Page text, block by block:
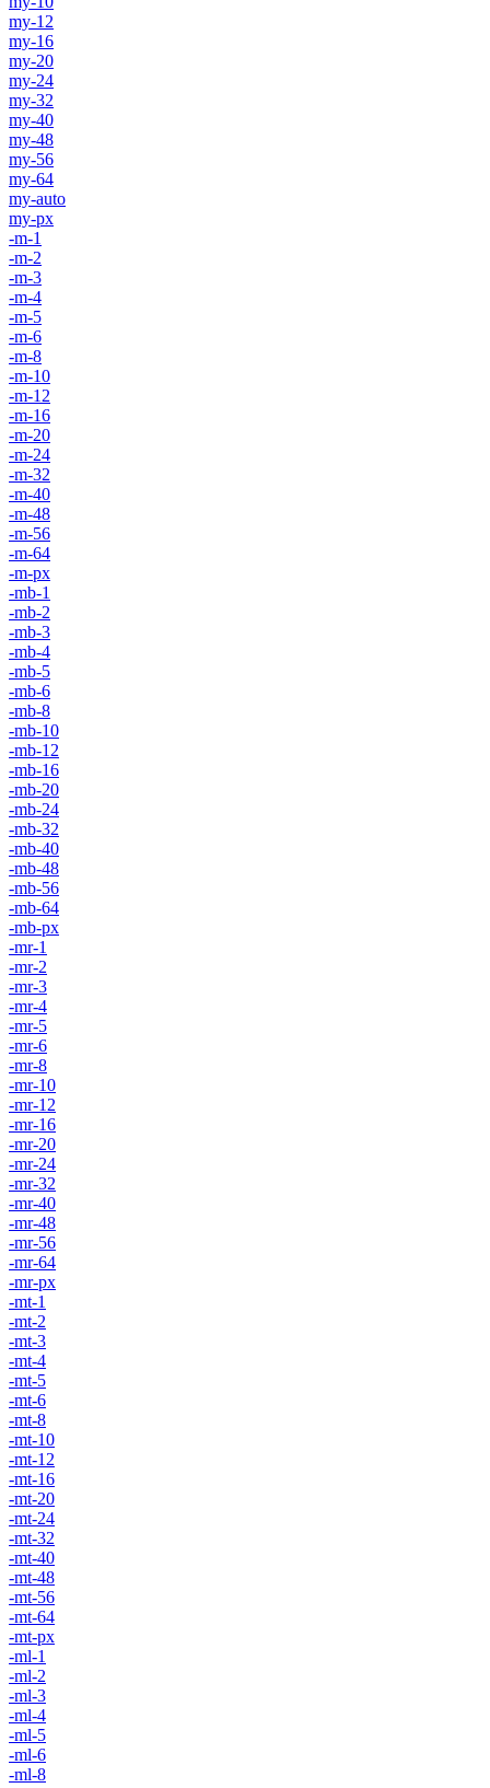
my-12
my-16
my-20
my-24
my-32
my-40
my-48
my-56
my-64
my-auto
my-px
-m-1
-m-2
-m-3
-m-4
-m-5
-m-6
-m-8
-m-10
-m-12
-m-16
-m-20
-m-24
-m-32
-m-40
-m-48
-m-56
-m-64
-m-px
-mb-1
-mb-2
-mb-3
-mb-4
-mb-5
-mb-6
-mb-8
-mb-10
-mb-12
-mb-16
-mb-20
-mb-24
-mb-32
-mb-40
-mb-48
-mb-56
-mb-64
-mb-px
-mr-1
-mr-2
-mr-3
-mr-4
-mr-5
-mr-6
-mr-8
-mr-10
-mr-12
-mr-16
-mr-20
-mr-24
-mr-32
-mr-40
-mr-48
-mr-56
-mr-64
-mr-px
-mt-1
-mt-2
-mt-3
-mt-4
-mt-5
-mt-6
-mt-8
-mt-10
-mt-12
-mt-16
-mt-20
-mt-24
-mt-32
-mt-40
-mt-48
-mt-56
-mt-64
-mt-px
-ml-1
-ml-2
-ml-3
-ml-4
-ml-5
-ml-6
-ml-8